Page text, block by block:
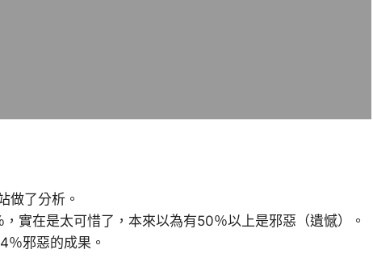
做了分析。
實在是太可惜了，本來以為有50％以上是邪惡（遺憾）。
邪惡的成果。